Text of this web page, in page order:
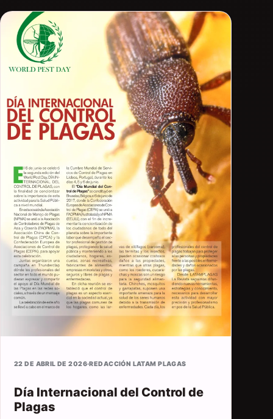
22 DE ABRIL DE 2026·REDACCIÓN LATAM PLAGAS
Día Internacional del Control de
Plagas